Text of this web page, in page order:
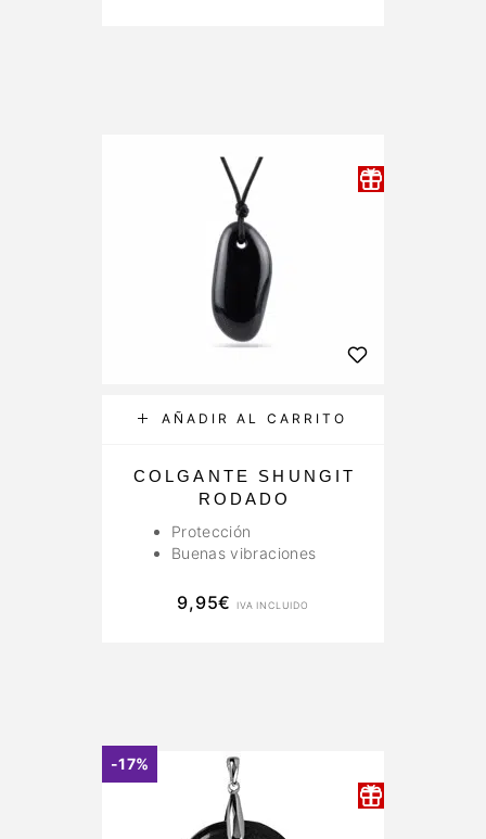
AÑADIR AL CARRITO
COLGANTE SHUNGIT
RODADO
Protección
Buenas vibraciones
9,95€ IVA INCLUIDO
-17%